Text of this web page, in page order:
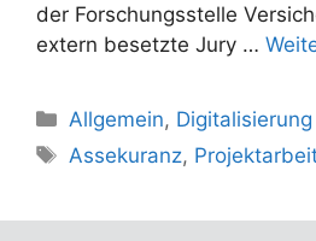
der Forschungsstelle
extern besetzte Jury …
Kategorien
Allgemein,
Schlagwörter
Assekuranz,